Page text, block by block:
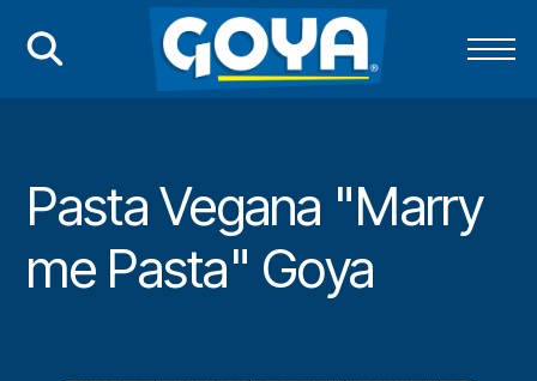
Pasta Vegana "Marry
me Pasta" Goya